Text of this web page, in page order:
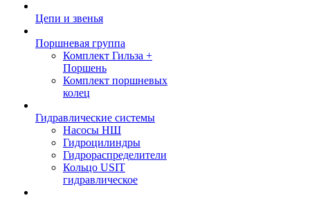
Цепи и звенья
Поршневая группа
Комплект Гильза +
Поршень
Комплект поршневых
колец
Гидравлические системы
Насосы НШ
Гидроцилиндры
Гидрораспределители
Кольцо USIT
гидравлическое